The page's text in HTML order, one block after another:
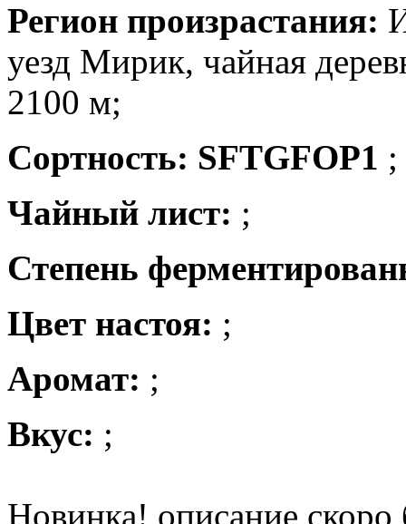
Регион произрастания:
уезд Мирик, чайная
2100 м;
Сортность: SFTGFOP1 ;
Чайный лист: ;
Степень
Цвет настоя: ;
Аромат: ;
Вкус: ;
Новинка! описание скоро